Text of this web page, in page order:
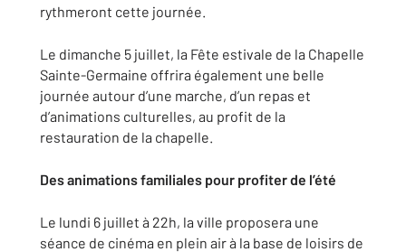
rythmeront cette journée.
Le dimanche 5 juillet, la Fête estivale de la Chapelle
Sainte-Germaine offrira également une belle
journée autour d’une marche, d’un repas et
d’animations culturelles, au profit de la
restauration de la chapelle.
Des animations familiales pour profiter de l’été
Le lundi 6 juillet à 22h, la ville proposera une
séance de cinéma en plein air à la base de loisirs de